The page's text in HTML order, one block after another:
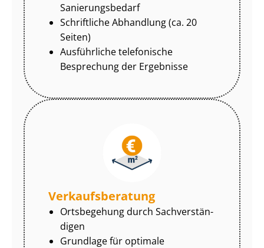
Sa­nie­rungs­be­darf
Schriftliche Abhandlung (ca. 20
Seiten)
Ausführliche telefonische
Besprechung der Ergebnisse
Ver­kaufs­be­ra­tung
Ortsbegehung durch Sach­ver­stän­
di­gen
Grundlage für optimale